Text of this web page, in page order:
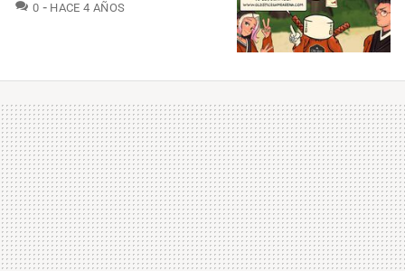
0 COMENTARIOS
HACE 4 AÑOS